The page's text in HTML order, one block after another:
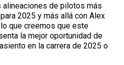
alineaciones de pilotos más
2025 y más allá con Alex
que creemos que este
la mejor oportunidad de
en la carrera de 2025 o